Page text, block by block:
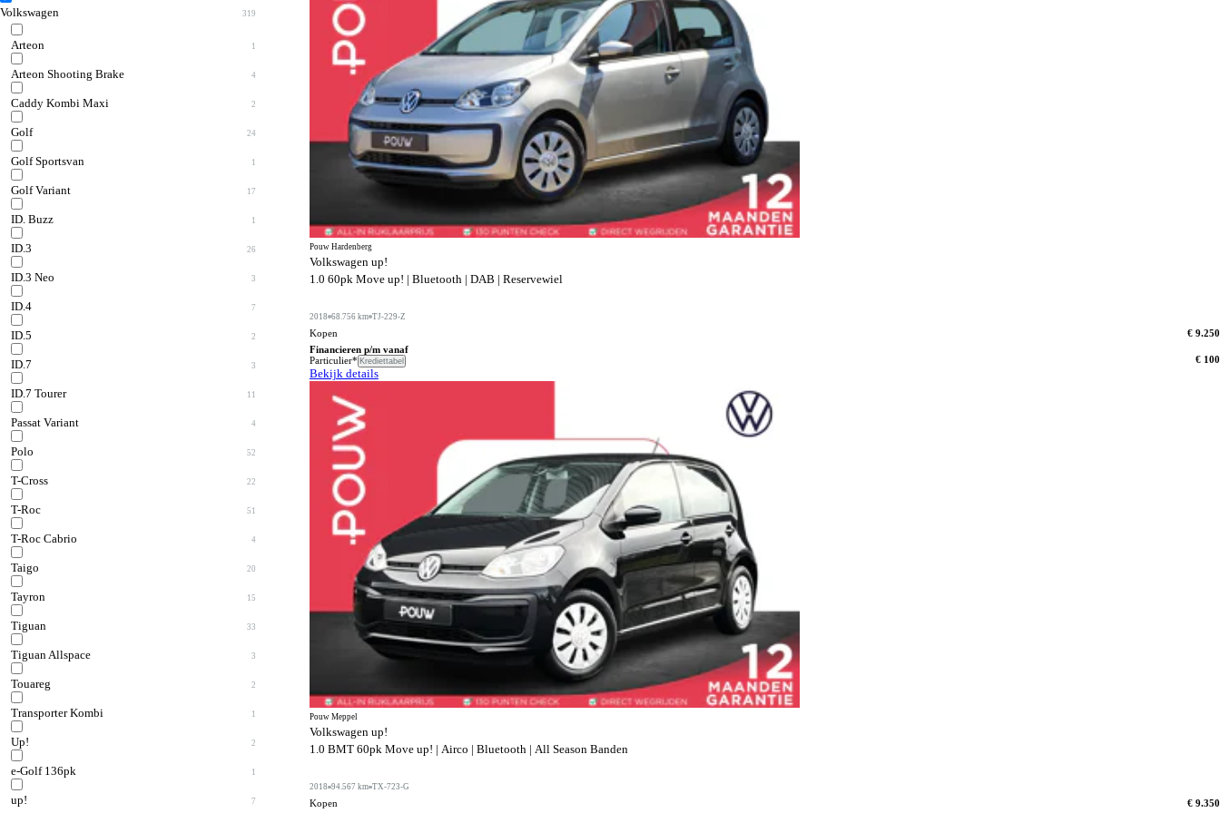
Private lease de Polo extra scherp.
apps Alles voor jouw zorgeloze zomer.
Volkswagen 319
Arteon 1
Arteon Shooting Brake 4
Caddy Kombi Maxi 2
Golf 24
Golf Sportsvan 1
Golf Variant 17
ID. Buzz 1
ID.3 26
ID.3 Neo 3
ID.4 7
ID.5 2
ID.7 3
ID.7 Tourer 11
Passat Variant 4
Polo 52
T-Cross 22
T-Roc 51
T-Roc Cabrio 4
Taigo 20
Tayron 15
Tiguan 33
Tiguan Allspace 3
Touareg 2
Transporter Kombi 1
Up! 2
e-Golf 136pk 1
up! 7
Pouw Hardenberg
Volkswagen up!
1.0 60pk Move up! | Bluetooth | DAB | Reservewiel
2018 68.756 km TJ-229-Z
Kopen
€ 9.250
Financieren p/m vanaf
Particulier* Krediettabel € 100
Bekijk details
Pouw Meppel
Volkswagen up!
1.0 BMT 60pk Move up! | Airco | Bluetooth | All Season Banden
2018 94.567 km TX-723-G
Kopen € 9.350